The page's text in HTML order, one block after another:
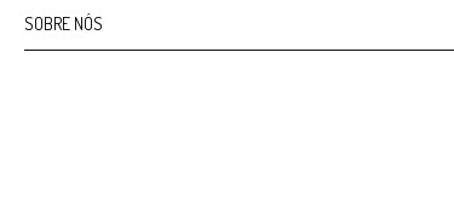
SOBRE NÓS